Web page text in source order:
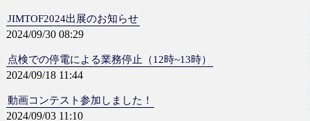
JIMTOF2024出展のお知らせ
2024/09/30 08:29
点検での停電による業務停止（12時~13時）
2024/09/18 11:44
動画コンテスト参加しました！
2024/09/03 11:10